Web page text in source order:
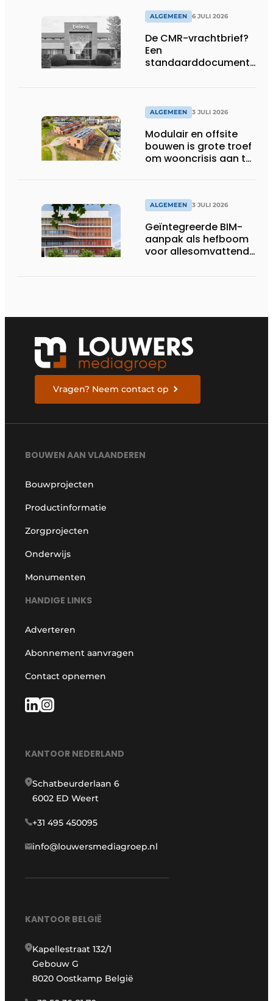
ALGEMEEN 6 JULI 2026
De CMR-vrachtbrief?
Een
standaarddocument
ALGEMEEN 3 JULI 2026
Modulair en offsite
bouwen is grote troef
om wooncrisis aan te
ALGEMEEN 3 JULI 2026
Geïntegreerde BIM-
aanpak als hefboom
voor allesomvattende
Vragen? Neem contact op
BOUWEN AAN VLAANDEREN
Bouwprojecten
Productinformatie
Zorgprojecten
Onderwijs
Monumenten
HANDIGE LINKS
Adverteren
Abonnement aanvragen
Contact opnemen
KANTOOR NEDERLAND
Schatbeurderlaan 6
6002 ED Weert
+31 495 450095
info@louwersmediagroep.nl
KANTOOR BELGIË
Kapellestraat 132/1
Gebouw G
8020 Oostkamp België